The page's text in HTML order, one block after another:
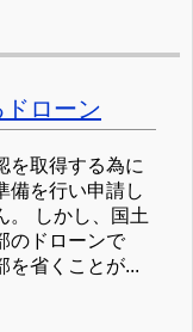
ローン
を取得する為に
備を行い申請し
。 しかし、国土
のドローンで
を省くことが...